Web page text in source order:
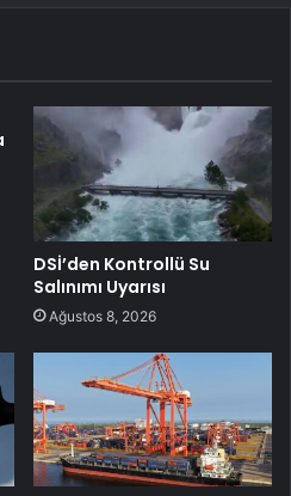
DSİ’den Kontrollü Su
Salınımı Uyarısı
Ağustos 8, 2026